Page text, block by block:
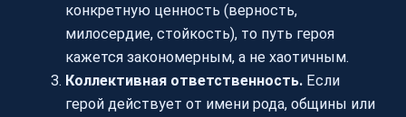
конкретную ценность (верность,
милосердие, стойкость), то путь героя
кажется закономерным, а не хаотичным.
Коллективная ответственность. Если
герой действует от имени рода, общины или